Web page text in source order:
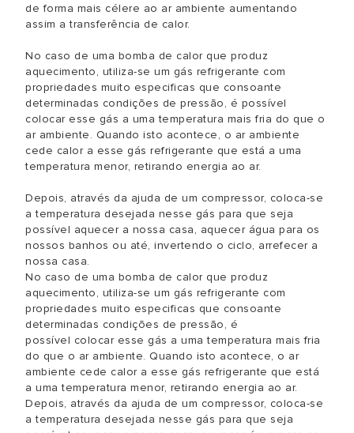
de forma mais célere ao ar ambiente aumentando
assim a transferência de calor.
No caso de uma bomba de calor que produz
aquecimento, utiliza-se um gás refrigerante com
propriedades muito especificas que consoante
determinadas condições de pressão, é possível
colocar esse gás a uma temperatura mais fria do que o
ar ambiente. Quando isto acontece, o ar ambiente
cede calor a esse gás refrigerante que está a uma
temperatura menor, retirando energia ao ar.
Depois, através da ajuda de um compressor, coloca-se
a temperatura desejada nesse gás para que seja
possível aquecer a nossa casa, aquecer água para os
nossos banhos ou até, invertendo o ciclo, arrefecer a
nossa casa.
No caso de uma bomba de calor que produz
aquecimento, utiliza-se um gás refrigerante com
propriedades muito especificas que consoante
determinadas condições de pressão, é
possível colocar esse gás a uma temperatura mais fria
do que o ar ambiente. Quando isto acontece, o ar
ambiente cede calor a esse gás refrigerante que está
a uma temperatura menor, retirando energia ao ar.
​Depois, através da ajuda de um compressor, coloca-se
a temperatura desejada nesse gás para que seja